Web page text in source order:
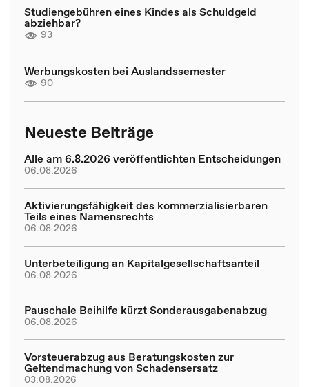
Studiengebühren eines Kindes als Schuldgeld
abziehbar?
93
Werbungskosten bei Auslandssemester
90
Neueste Beiträge
Alle am 6.8.2026 veröffentlichten Entscheidungen
06.08.2026
Aktivierungsfähigkeit des kommerzialisierbaren
Teils eines Namensrechts
06.08.2026
Unterbeteiligung an Kapitalgesellschaftsanteil
06.08.2026
Pauschale Beihilfe kürzt Sonderausgabenabzug
06.08.2026
Vorsteuerabzug aus Beratungskosten zur
Geltendmachung von Schadensersatz
03.08.2026